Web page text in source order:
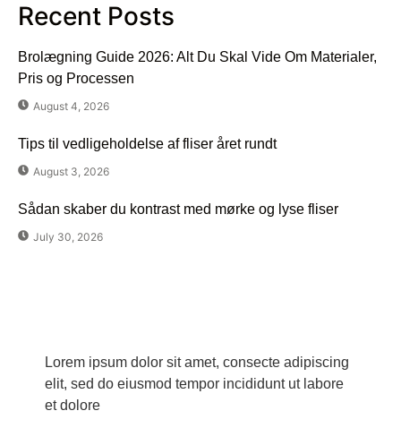
Recent Posts
Brolægning Guide 2026: Alt Du Skal Vide Om Materialer,
Pris og Processen
August 4, 2026
Tips til vedligeholdelse af fliser året rundt
August 3, 2026
Sådan skaber du kontrast med mørke og lyse fliser
July 30, 2026
Lorem ipsum dolor sit amet, consecte adipiscing
elit, sed do eiusmod tempor incididunt ut labore
et dolore